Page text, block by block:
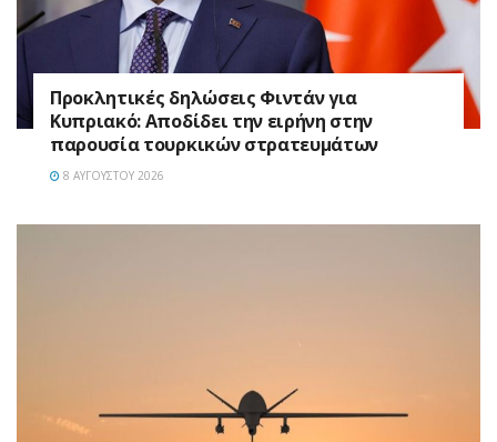
Προκλητικές δηλώσεις Φιντάν για
Κυπριακό: Αποδίδει την ειρήνη στην
παρουσία τουρκικών στρατευμάτων
8 ΑΥΓΟΎΣΤΟΥ 2026